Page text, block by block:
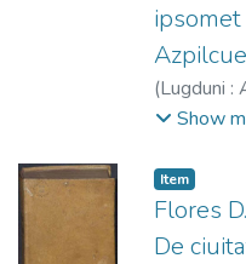
(Lugduni :
Show
Item
Flores
De